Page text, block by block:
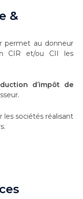
&
permet au donneur
CIR et/ou CII les
d’impôt de
les sociétés réalisant